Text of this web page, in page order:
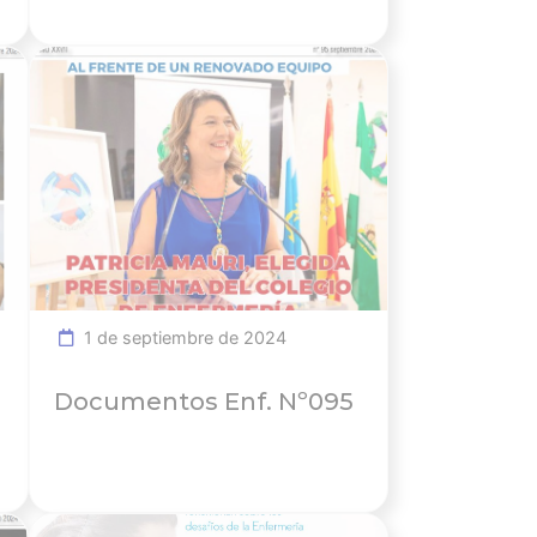
1 de septiembre de 2024
Documentos Enf. Nº095
Ver noticia
Ver noticia